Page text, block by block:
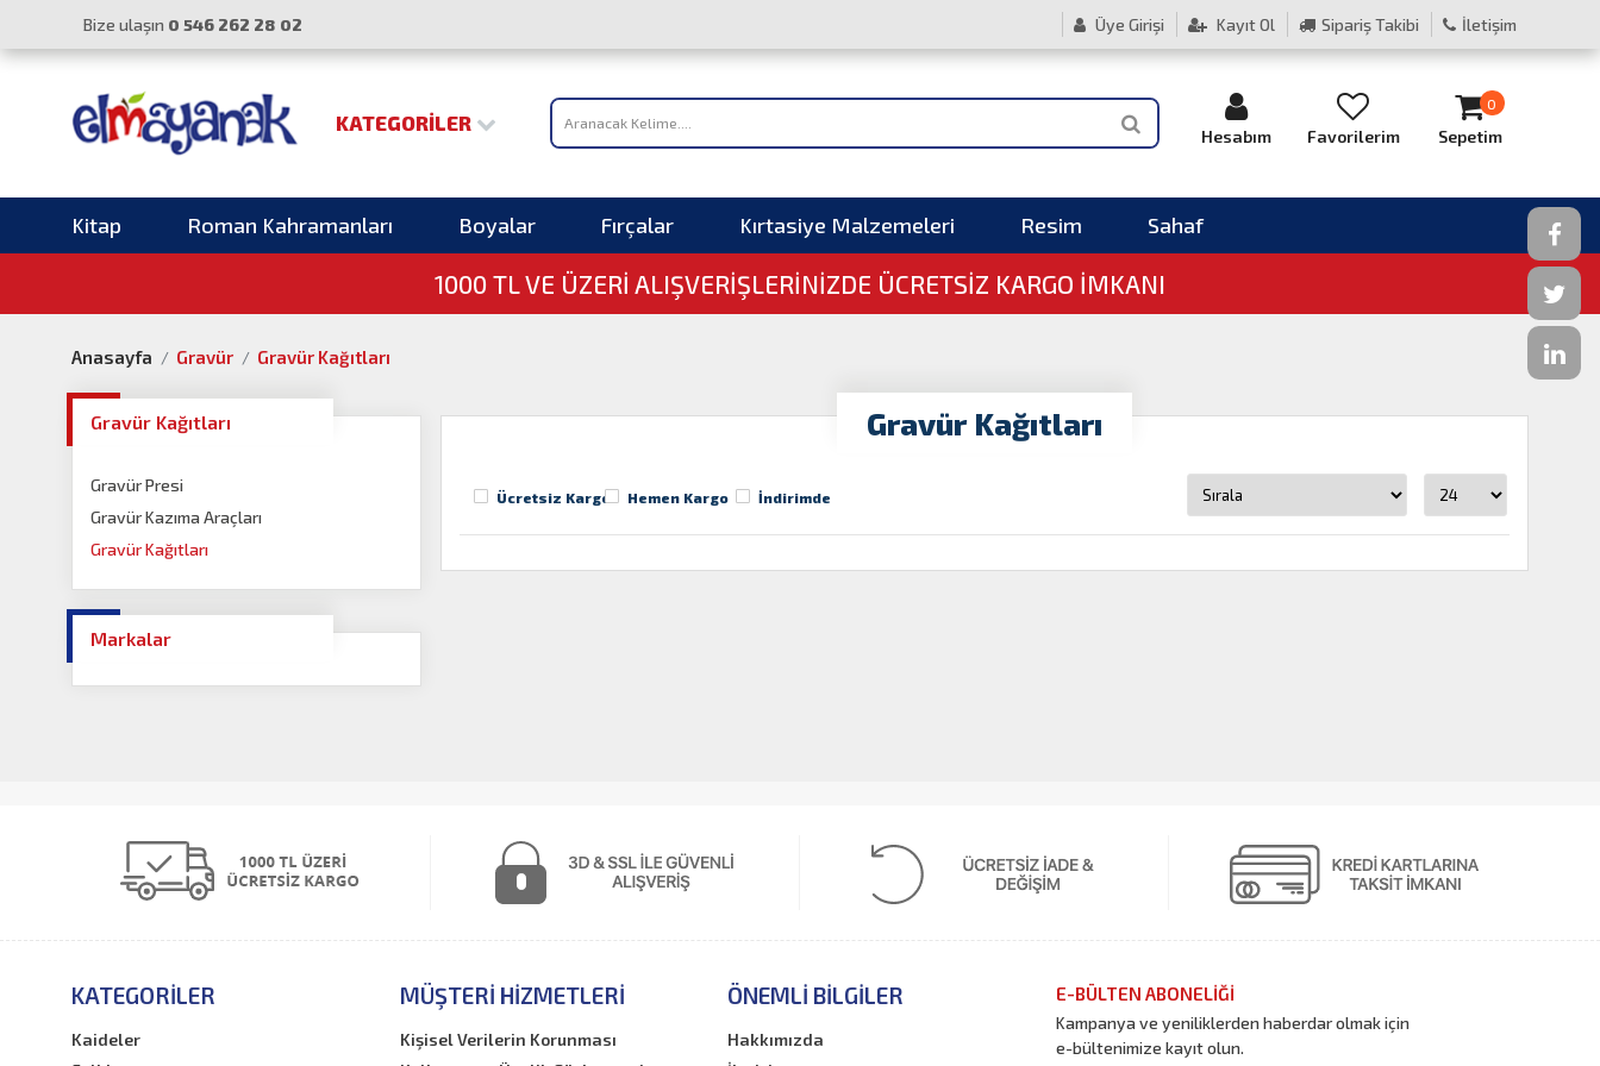
Bize ulaşın 0 546 262 28 02 Üye Girişi Kayıt Ol Sipariş Takibi İletişim
KATEGORILER
Hesabım Favorilerim Sepetim
0
Kitap Roman Kahramanları Boyalar Fırçalar Kırtasiye Malzemeleri Resim Sahaf
1000 TL VE ÜZERI ALIŞVERIŞLERINIZDE ÜCRETSİZ KARGO İMKANI
Anasayfa Gravür Gravür Kağıtları
Gravür Kağıtları
Gravür Presi
Gravür Kazıma Araçları
Gravür Kağıtları
Markalar
Gravür Kağıtları
Ücretsiz Kargo Hemen Kargo İndirimde
KATEGORILER
Kaideler
MÜŞTERI HIZMETLERI
Kişisel Verilerin Korunması
ÖNEMLI BILGILER
Hakkımızda
E-BÜLTEN ABONELİĞİ
Kampanya ve yeniliklerden haberdar olmak için
e-bültenimize kayıt olun.